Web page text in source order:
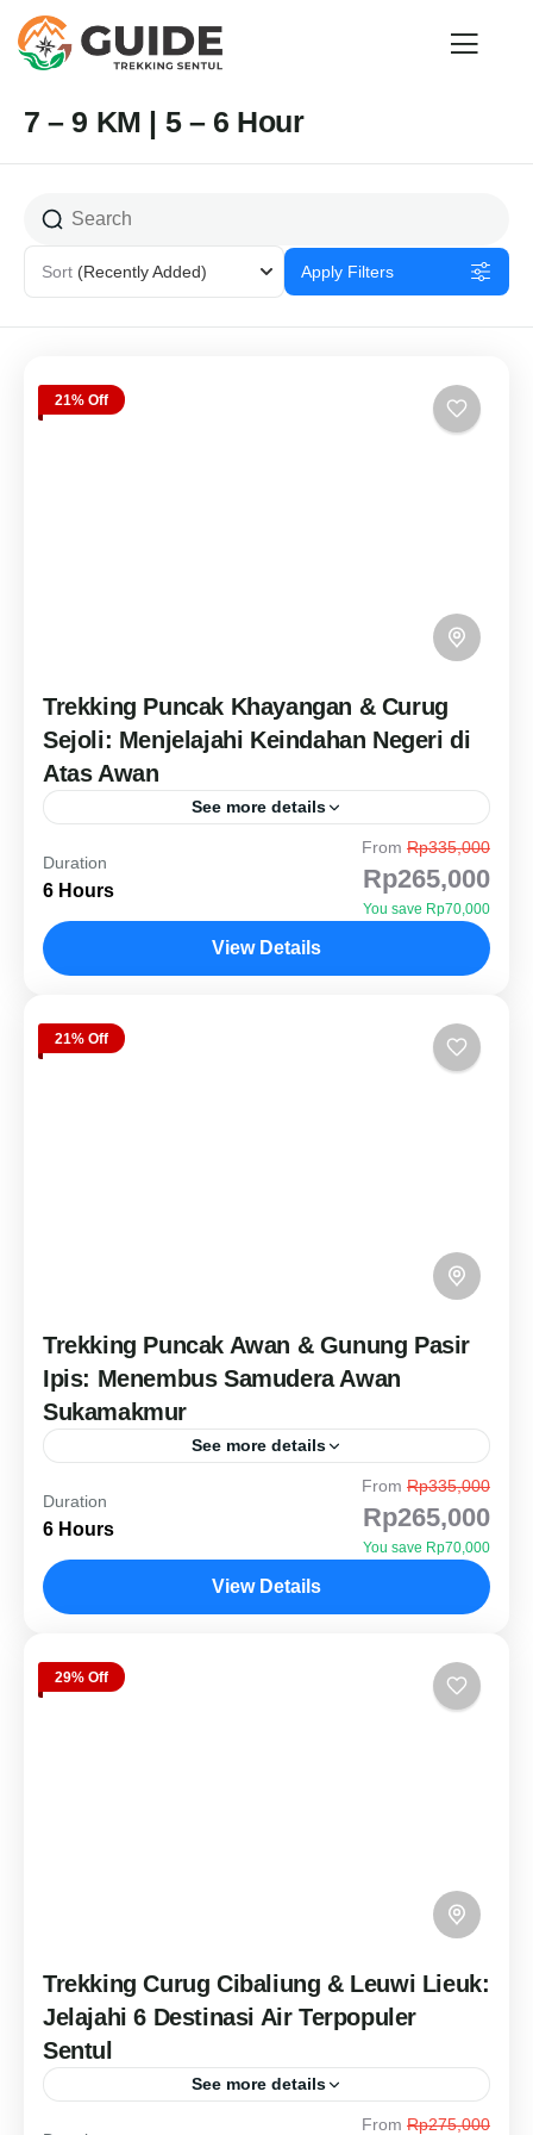
7 – 9 KM | 5 – 6 Hour
Sort (Recently Added) Apply Filters
21% Off
Trekking Puncak Khayangan & Curug
Sejoli: Menjelajahi Keindahan Negeri di
Atas Awan
See more details
Buktikan ketangguhan Anda menaklukan Puncak
Khayangan, sebuah "singgasana" di ketinggian
Sukamakmur yang memukau. Setelah menembus
jalur puncak yang menantang, lepaskan lelah di
3 People
Duration
6 Hours
From Rp335,000
Rp265,000
You save Rp70,000
View Details
21% Off
Trekking Puncak Awan & Gunung Pasir
Ipis: Menembus Samudera Awan
Sukamakmur
See more details
Rasakan sensasi berdiri di atas awan dengan rute
ekspedisi 7-9 km di Sukamakmur. Menjelajahi
puncak Gunung Pasir Ipis yang ikonik, lalu turun
menembus hutan menuju...
3 People
Duration
6 Hours
From Rp335,000
Rp265,000
You save Rp70,000
View Details
29% Off
Trekking Curug Cibaliung & Leuwi Lieuk:
Jelajahi 6 Destinasi Air Terpopuler
Sentul
See more details
Siapkan fisik Anda untuk petualangan air tak
From Rp275,000